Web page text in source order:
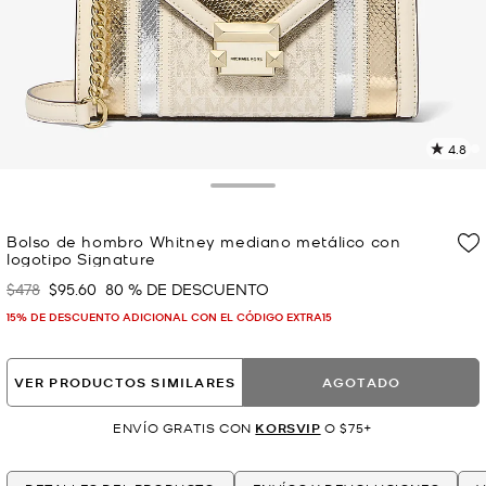
4.8
Bolso de hombro Whitney mediano metálico con
logotipo Signature
Era
$478 Ahora
$95.60 80 % DE DESCUENTO
15% DE DESCUENTO ADICIONAL CON EL CÓDIGO EXTRA15
VER PRODUCTOS SIMILARES AGOTADO
ENVÍO GRATIS CON KORSVIP O $75+